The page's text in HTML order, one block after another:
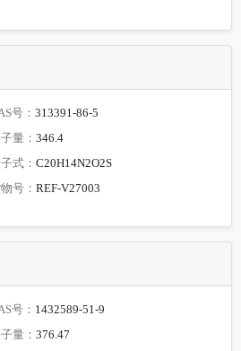
号：313391-86-5
量：346.4
式：C20H14N2O2S
号：REF-V27003
号： 1432589-51-9
量：376.47